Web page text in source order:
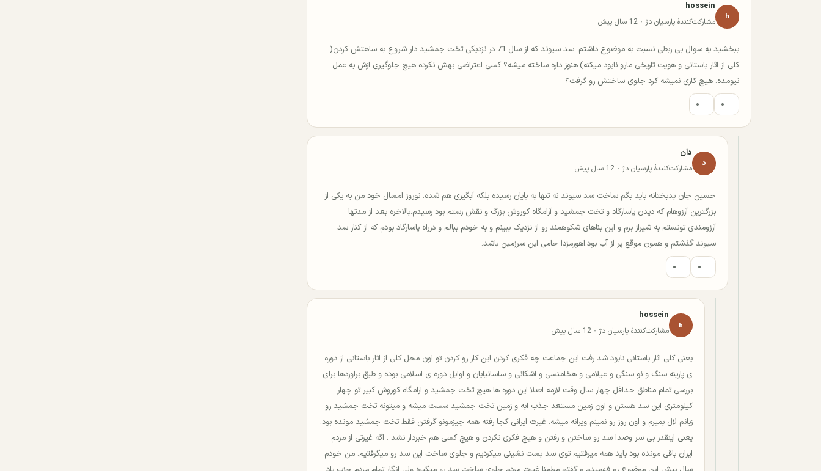
h
hossein
مشارکت‌کنندهٔ پارسیان دژ · 12 سال پیش
ببخشید یه سوال بی ربطی نسبت به موضوع داشتم. سد سیوند که از سال 71 در نزدیکی تخت جمشید دار شروع به ساهتش کردن(
کلی از اثار باستانی و هویت تاریخی مارو نابود میکنه).هنوز داره ساخته میشه؟ کسی اعتراضی بهش نکرده هیچ جلوگیری ازش به عمل
نیومده. هیچ کاری نمیشه کرد جلوی ساختش رو گرفت؟
۰ ۰
د
دان
مشارکت‌کنندهٔ پارسیان دژ · 12 سال پیش
حسین جان بدبختانه باید بگم ساخت سد سیوند نه تنها به پایان رسیده بلکه آبگیری هم شده. نوروز امسال خود من به یکی از
بزرگترین آرزوهام که دیدن پاسارگاد و تخت جمشید و آرامگاه کوروش بزرگ و نقش رستم بود رسیدم.بالاخره بعد از مدتها
آرزومندی تونستم به شیراز برم و این بناهای شکوهمند رو از نزدیک ببینم و به خودم ببالم و درراه پاسارگاد بودم که از کنار سد
سیوند گذشتم و همون موقع پر از آب بود.اهورمزدا حامی این سرزمین باشد.
۰ ۰
h
hossein
مشارکت‌کنندهٔ پارسیان دژ · 12 سال پیش
یعنی کلی اثار باستانی نابود شد رفت این جماعت چه فکری کردن این کار رو کردن تو اون محل کلی از اثار باستانی از دوره
ی پارینه سنگ و نو سنگی و عیلامی و هخامنسی و اشکانی و ساسانیایان و اوایل دوره ی اسلامی بوده و طبق براوردها برای
بررسی تمام مناطق حداقل چهار سال وقت لازمه اصلا این دوره ها هیچ تخت جمشید و ارامگاه کوروش کبیر تو چهار
کیلومتری این سد هستن و اون زمین مستعد جذب ابه و زمین تخت جمشید سست میشه و میتونه تخت جمشید رو
زبانم لال بمیرم و اون روز رو نمینم ویرانه میشه. غیرت ایرانی کجا رفته همه چیزمونو گرفتن فقط تخت جمشید مونده بود.
یعنی اینقدر بی سر وصدا سد رو ساختن و رفتن و هیچ فکری نکردن و هیچ کسی هم خبردار نشد . اگه غیرتی از مردم
ایران باقی مونده بود باید همه میرفتیم توی سد بست نشینی میکردیم و جلوی ساخت این سد رو میگرفتیم. من خودم